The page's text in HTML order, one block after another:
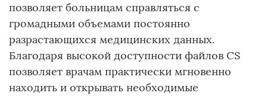
позволяет больницам справляться с
громадными объемами постоянно
разрастающихся медицинских данных.
Благодаря высокой доступности файлов CS
позволяет врачам практически мгновенно
находить и открывать необходимые